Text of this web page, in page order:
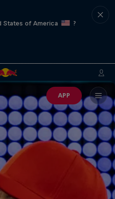
States of America
?
APP